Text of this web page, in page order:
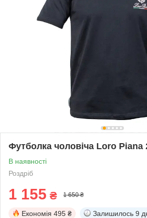
Футболка чоловіча Loro Piana
В наявності
Роздріб
1 155 ₴ 1 650 ₴
Економія 495 ₴ Залишилось 9